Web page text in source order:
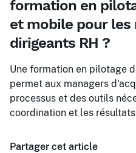
formation en
et mobile pour les
dirigeants RH ?
Une formation en pilotage
permet aux managers
processus et des outils
coordination et les
Partager cet article